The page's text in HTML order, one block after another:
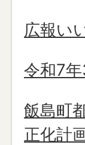
広報い
令和7
飯島町
正化計